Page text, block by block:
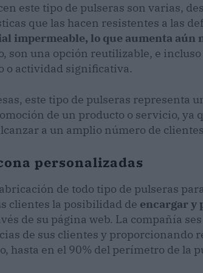
este tipo de pulseras son varias,
que las hacen resistentes a las
impermeable, lo que aumenta aún
son una opción reutilizable, e
o actividad significativa.
este tipo de pulseras representa
de un producto o servicio, ya
a un amplio número de
personalizadas
de todo tipo de pulseras
clientes la posibilidad de encargar y
de su página web. La compañía
de sus clientes y proporcionando
hasta en el 90% del perímetro de la